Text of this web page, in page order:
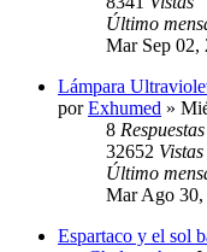
Último
Mar Sep 02,
Lámpara
porExhumed »
8 Respuestas
32652 Vistas
Último
Mar Ago 30,
Espartaco y el sol